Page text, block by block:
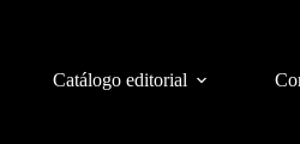
Catálogo editorial